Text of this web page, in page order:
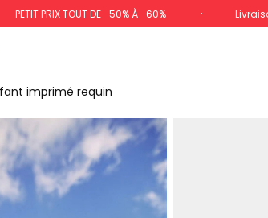
PETIT PRIX TOUT DE -50% À -60%
imprimé requin